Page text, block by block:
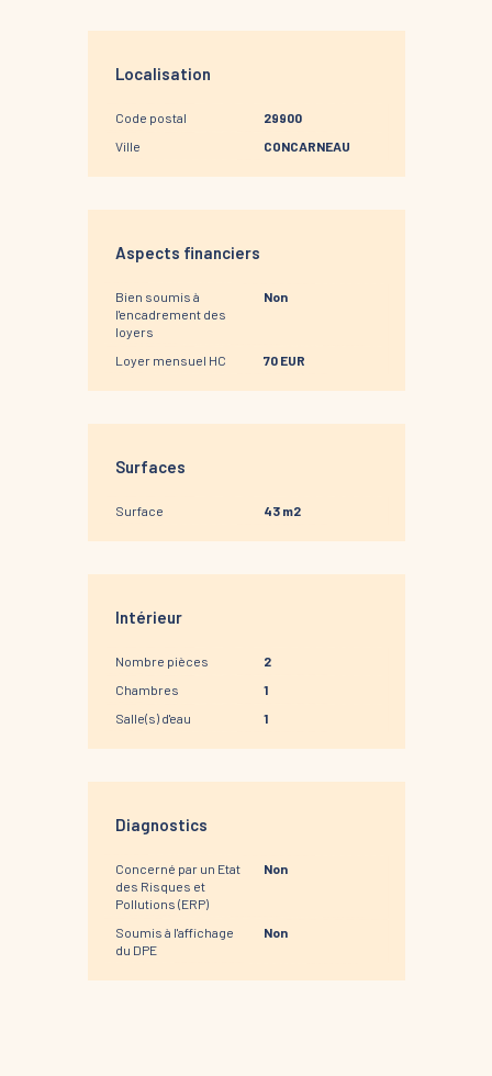
Localisation
Code postal
29900
Ville
CONCARNEAU
Aspects financiers
Bien soumis à
l'encadrement des
loyers
Non
Loyer mensuel HC 70 EUR
Surfaces
Surface 43 m2
Intérieur
Nombre pièces
2
Chambres
1
Salle(s) d'eau
1
Diagnostics
Concerné par un Etat
des Risques et
Pollutions (ERP)
Non
Soumis à l'affichage
du DPE
Non